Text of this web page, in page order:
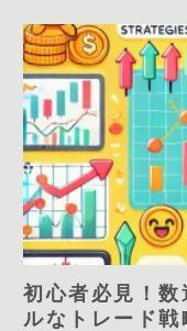
初心者必見！
ルなトレード戦